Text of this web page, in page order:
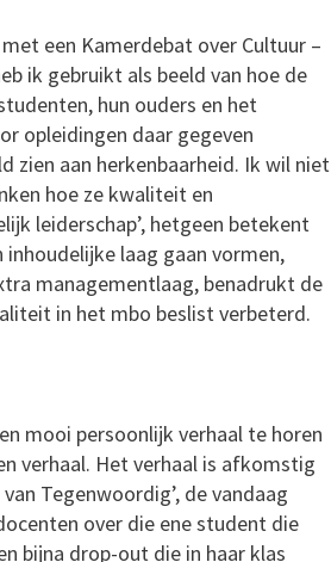
een Kamerdebat over Cultuur –
ik gebruikt als beeld van hoe de
hun ouders en het
opleidingen daar gegeven
zien aan herkenbaarheid. Ik wil niet
hoe ze kwaliteit en
leiderschap’, hetgeen betekent
laag gaan vormen,
managementlaag, benadrukt de
in het mbo beslist verbeterd.
mooi persoonlijk verhaal te horen
verhaal. Het verhaal is afkomstig
Tegenwoordig’, de vandaag
over die ene student die
bijna drop-out die in haar klas